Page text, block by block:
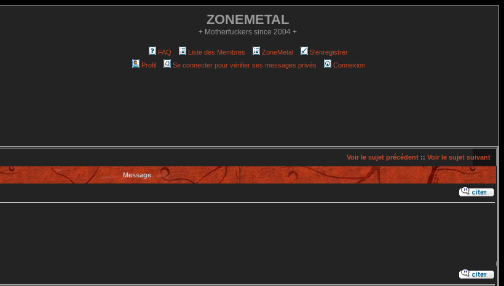
ZONEMETAL
+ Motherfuckers since 2004 +
FAQ Liste des Membres ZoneMetal
S'enregistrer
Profil
Se connecter pour vérifier ses messages privés Connexion
Voir le sujet précédent :: Voir le sujet suivant
Message